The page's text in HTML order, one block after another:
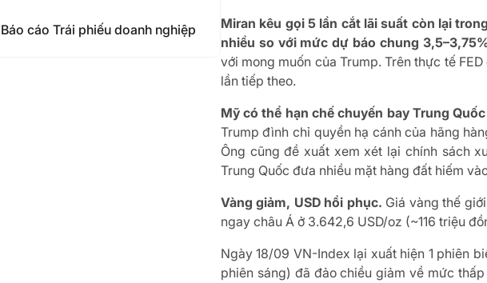
Báo cáo Trái phiếu doanh nghiệp
Miran kêu gọi 5 lần cắt lãi suất còn lại
nhiều so với mức dự báo chung
với mong muốn của Trump. Trên thực tế
lần tiếp theo.
Mỹ có thể hạn chế chuyến bay Trung
Trump đình chỉ quyền hạ cánh của hãng
Ông cũng đề xuất xem xét lại chính sách
Trung Quốc đưa nhiều mặt hàng đất hiếm
Vàng giảm, USD hồi phục. Giá vàng thế
ngay châu Á ở 3.642,6 USD/oz (~116 triệu
Ngày 18/09 VN-Index lại xuất hiện 1 phiên
phiên sáng) đã đảo chiều giảm về mức